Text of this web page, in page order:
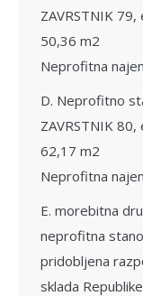
ZAVRSTNIK
50,36 m2
Neprofitna
D. Neprofitno
ZAVRSTNIK
62,17 m2
Neprofitna
E. morebitna
neprofitna
pridobljena
sklada